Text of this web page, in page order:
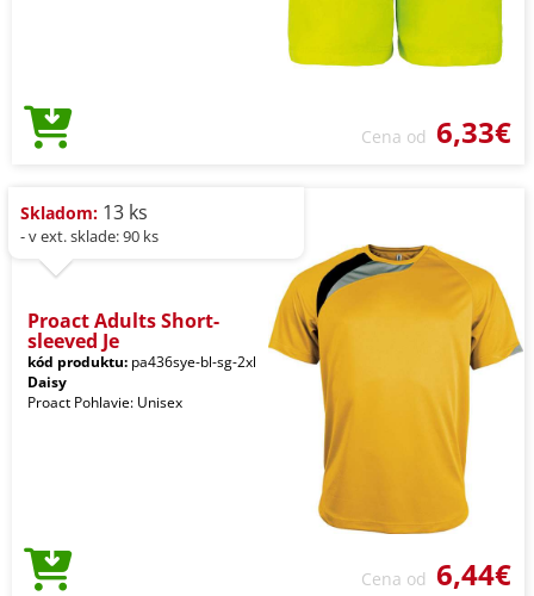
Cena od 6,33€
Skladom: 13 ks
- v ext. sklade: 90 ks
Proact Adults Short-
sleeved Je
kód produktu: pa436sye-bl-sg-2xl
Daisy
Proact Pohlavie: Unisex
Cena od 6,44€